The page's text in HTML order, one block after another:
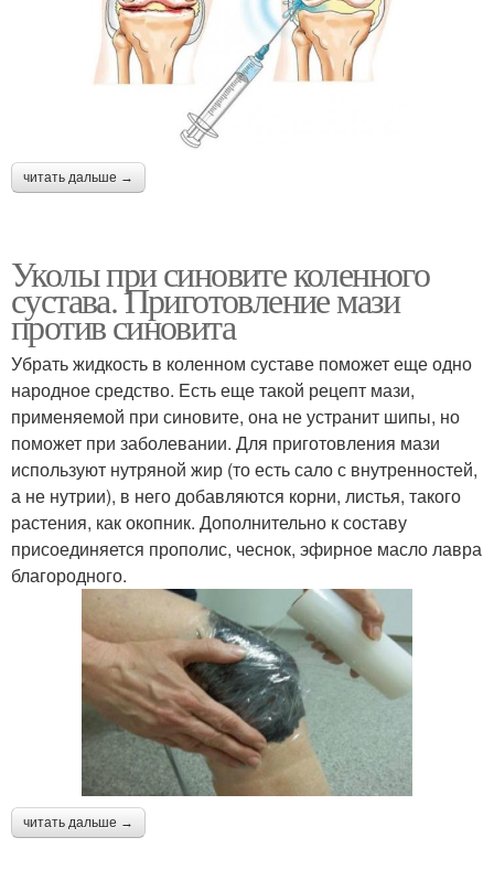
читать дальше →
Уколы при синовите коленного
сустава. Приготовление мази
против синовита
Убрать жидкость в коленном суставе поможет еще одно
народное средство. Есть еще такой рецепт мази,
применяемой при синовите, она не устранит шипы, но
поможет при заболевании. Для приготовления мази
используют нутряной жир (то есть сало с внутренностей,
а не нутрии), в него добавляются корни, листья, такого
растения, как окопник. Дополнительно к составу
присоединяется прополис, чеснок, эфирное масло лавра
благородного.
читать дальше →